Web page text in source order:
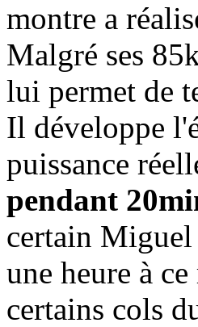
montre a
Malgré ses
lui permet de
Il développe
puissance
pendant
certain
une heure à
certains cols